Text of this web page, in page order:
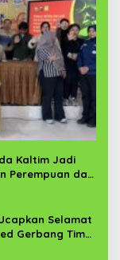
Kaltim Jadi
Perempuan dan
Selamat
Gerbang Timur